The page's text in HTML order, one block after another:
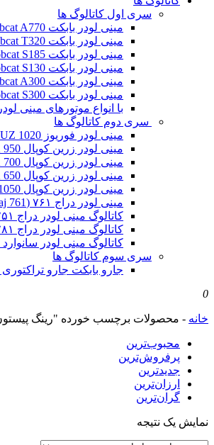
سری اول کاتالوگ ها
مینی لودر بابکت Bobcat A770
مینی لودر بابکت Bobcat T320 | کاتالوگ مشخصات و ویژگی های فنی
مینی لودر بابکت Bobcat S185 | کاتالوگ مشخصات و ویژگی های فنی
مینی لودر بابکت Bobcat S130 | کاتالوگ مشخصات و ویژگی های فنی
مینی لودر بابکت Bobcat A300
مینی لودر بابکت Bobcat S300 | کاتالوگ مشخصات و ویژگی های فنی
با انواع موتورهای مینی
سری دوم کاتالوگ ها
مینی لودر فوریوز Foruse UZ 1020 | مشخصات و ویژگی های فنی
مینی لودر زرین کوپال ZK 950 | مشخصات و ویژگی های فنی zk950
مینی لودر زرین کوپال ZK 700 | مشخصات و ویژگی های فنی zk700
مینی لودر زرین کوپال ZK 650 | مشخصات و ویژگی های فنی zk650
مینی لودر زرین کوپال ZK 1050 | مشخصات و ویژگی های فنی zk1050
مینی لودر دراج ۷۶۱ (Doraj 761) ، کاتالوگ و مشخصات فنی بابکت دوراج
کاتالوگ مینی لودر دراج ۷۵۱ (Doraj 751)
کاتالوگ مینی لودر دراج ۷۸۱ (Doraj 781)
کاتالوگ مینی لودر سانوارد Sunward SWL 3210
سری سوم کاتالوگ ها
جارو بابکت جارو
0
خانه - محصولات برچسب خورده "رینگ
محبوب‌ترین
پرفروش‌ترین
جدیدترین
ارزان‌ترین
گران‌ترین
نمایش یک نتیجه